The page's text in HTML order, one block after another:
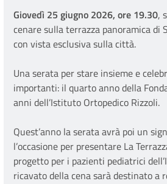
Giovedì 25 giugno 2026, ore 19.30,
cenare sulla terrazza panoramica di
con vista esclusiva sulla città.
Una serata per stare insieme e
importanti: il quarto anno della
anni dell’Istituto Ortopedico Rizzoli.
Quest’anno la serata avrà poi un
l’occasione per presentare La
progetto per i pazienti pediatrici
ricavato della cena sarà destinato a